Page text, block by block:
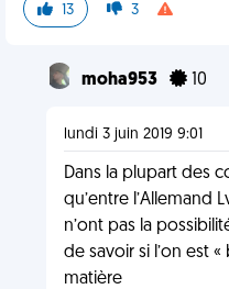
13 3
moha953 10
lundi 3 juin 2019 9:01
Dans la plupart des
qu’entre l’Allemand
n’ont pas la
de savoir si l’on est
matière